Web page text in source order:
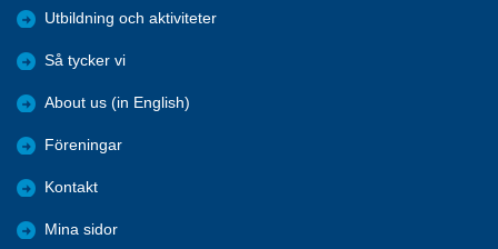
Utbildning och aktiviteter
Så tycker vi
About us (in English)
Föreningar
Kontakt
Mina sidor